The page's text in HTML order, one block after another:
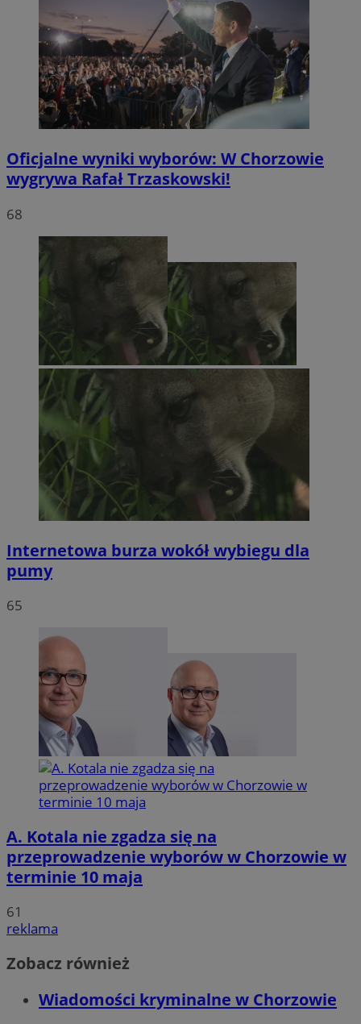
Oficjalne wyniki wyborów: W Chorzowie
wygrywa Rafał Trzaskowski!
68
Internetowa burza wokół wybiegu dla
pumy
65
A. Kotala nie zgadza się na
przeprowadzenie wyborów w Chorzowie w
terminie 10 maja
61
reklama
Zobacz również
Wiadomości kryminalne w Chorzowie